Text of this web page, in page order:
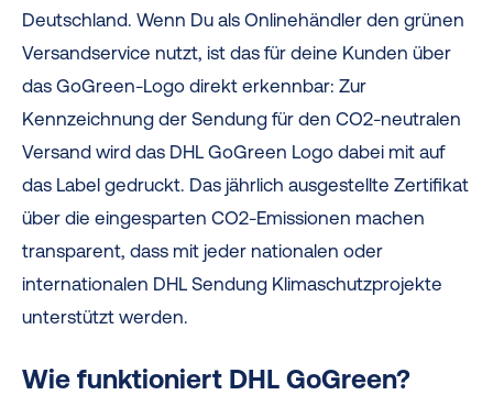
Deutschland. Wenn Du als Onlinehändler den grünen
Versandservice nutzt, ist das für deine Kunden über
das GoGreen-Logo direkt erkennbar: Zur
Kennzeichnung der Sendung für den CO2-neutralen
Versand wird das DHL GoGreen Logo dabei mit auf
das Label gedruckt. Das jährlich ausgestellte Zertifikat
über die eingesparten CO2-Emissionen machen
transparent, dass mit jeder nationalen oder
internationalen DHL Sendung Klimaschutzprojekte
unterstützt werden.
Wie funktioniert DHL GoGreen?